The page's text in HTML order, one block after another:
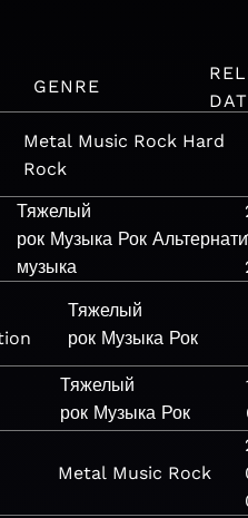
GENRE
Metal Music Rock Hard
Rock
Тяжелый
рок Музыка Рок
музыка
Тяжелый
рок Музыка Рок
Тяжелый
рок Музыка Рок
Metal Music Rock